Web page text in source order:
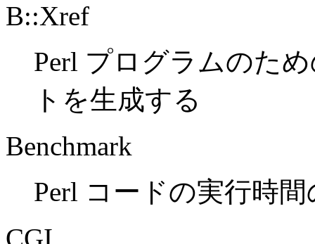
B::Xref
Perl プログラムのた
トを生成する
Benchmark
Perl コードの実行時